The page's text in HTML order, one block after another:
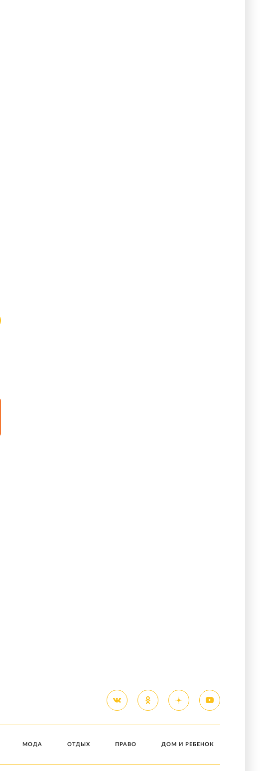
МОДА ОТДЫХ ПРАВО ДОМ И РЕБЕНОК